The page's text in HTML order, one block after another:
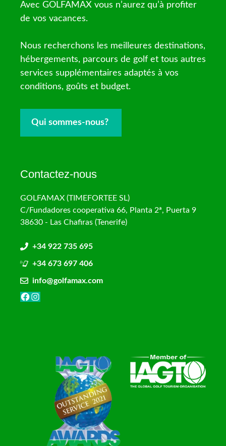
Avec GOLFAMAX vous n’aurez qu’à profiter
de vos vacances.
Nous recherchons les meilleures destinations,
hébergements, parcours de golf et tous autres
services supplémentaires adaptés à vos
conditions, goûts et budget.
Qui sommes-nous?
Contactez-nous
GOLFAMAX (TIMEFORTEE SL)
C/Fundadores cooperativa 66, Planta 2ª, Puerta 9
38630 - Las Chafiras (Tenerife)
+34 922 735 695
+34 673 697 406
info@golfamax.com
Facebook
Instagram